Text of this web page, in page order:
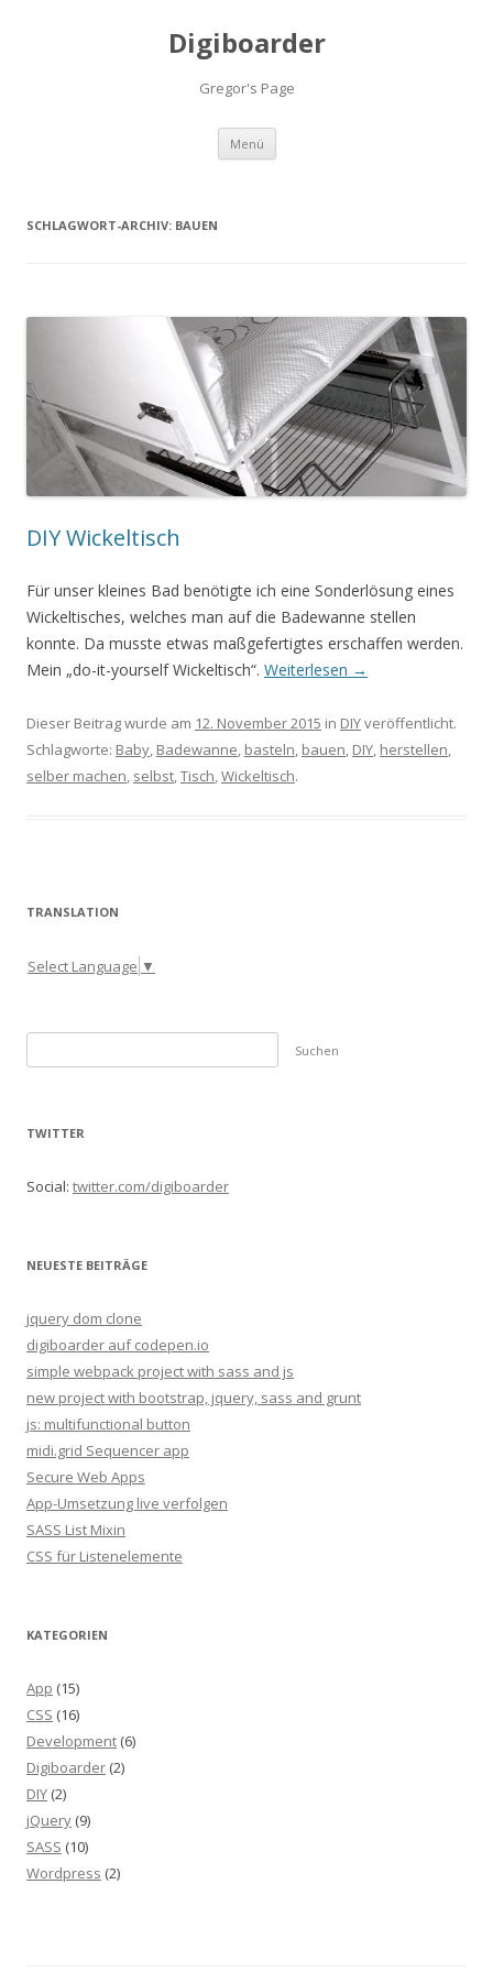
Digiboarder
Gregor's Page
Menü Zum
springen
SCHLAGWORT-ARCHIV: BAUEN
DIY Wickeltisch
Für unser kleines Bad benötigte ich eine Sonderlösung eines
Wickeltisches, welches man auf die Badewanne stellen
konnte. Da musste etwas maßgefertigtes erschaffen werden.
Mein „do-it-yourself Wickeltisch“. Weiterlesen →
Dieser Beitrag wurde am 12. November 2015 in DIYveröffentlicht.
Schlagworte: Baby, Badewanne, basteln, bauen, DIY, herstellen,
selber machen, selbst,Tisch,Wickeltisch.
TRANSLATION
Select Language ▼
u
h
n
c
:
TWITTER
Social: twitter.com/digiboarder
NEUESTE BEITRÄGE
jquery dom clone
digiboarder auf codepen.io
simple webpack project with sass and js
new project with bootstrap, jquery, sass and grunt
js: multifunctional button
midi.grid Sequencer app
Secure Web Apps
App-Umsetzung live verfolgen
SASS List Mixin
CSS für Listenelemente
KATEGORIEN
App (15)
CSS (16)
Development (6)
Digiboarder (2)
DIY (2)
jQuery (9)
SASS (10)
Wordpress (2)